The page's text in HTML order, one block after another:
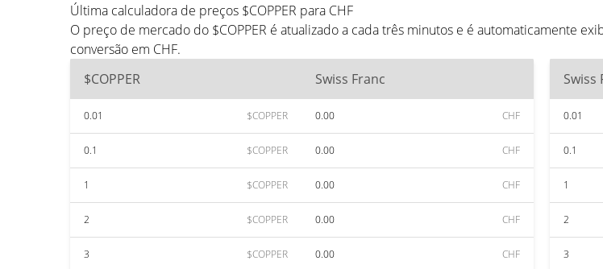
Última calculadora de preços $COPPER para CHF
O preço de mercado do $COPPER é atualizado a cada três minutos e é automaticamente
conversão em CHF.
$COPPER
Swiss Franc
0.01 $COPPER 0.00 CHF
0.1 $COPPER 0.00 CHF
1 $COPPER 0.00 CHF
2 $COPPER 0.00 CHF
3 $COPPER 0.00 CHF
Swiss
0.01
0.1
1
2
3